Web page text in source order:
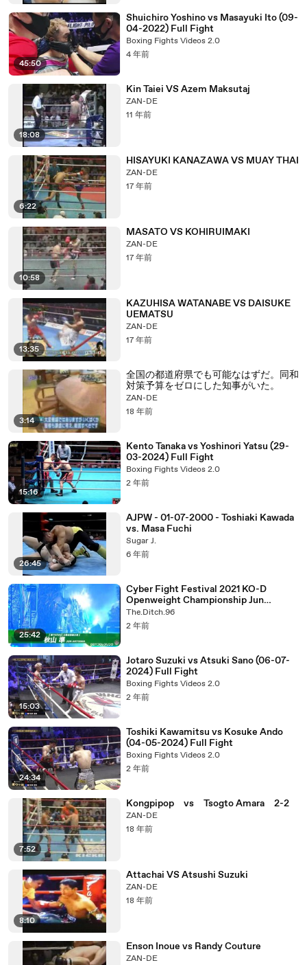
45:50
Shuichiro Yoshino vs Masayuki Ito (09-
04-2022) Full Fight
Boxing Fights Videos 2.0
4 年前
18:08
Kin Taiei VS Azem Maksutaj
ZAN-DE
11 年前
6:22
HISAYUKI KANAZAWA VS MUAY THAI
ZAN-DE
17 年前
10:58
MASATO VS KOHIRUIMAKI
ZAN-DE
17 年前
13:35
KAZUHISA WATANABE VS DAISUKE
UEMATSU
ZAN-DE
17 年前
3:14
全国の都道府県でも可能なはずだ。同和
対策予算をゼロにした知事がいた。
ZAN-DE
18 年前
15:16
Kento Tanaka vs Yoshinori Yatsu (29-
03-2024) Full Fight
Boxing Fights Videos 2.0
2 年前
26:45
AJPW - 01-07-2000 - Toshiaki Kawada
vs. Masa Fuchi
Sugar J.
6 年前
25:42
Cyber Fight Festival 2021 KO-D
Openweight Championship Jun
Akiyama vs HASHIRAMA
The.Ditch.96
2 年前
15:03
Jotaro Suzuki vs Atsuki Sano (06-07-
2024) Full Fight
Boxing Fights Videos 2.0
2 年前
24:34
Toshiki Kawamitsu vs Kosuke Ando
(04-05-2024) Full Fight
Boxing Fights Videos 2.0
2 年前
7:52
Kongpipop vs Tsogto Amara 2-2
ZAN-DE
18 年前
8:10
Attachai VS Atsushi Suzuki
ZAN-DE
18 年前
Enson Inoue vs Randy Couture
ZAN-DE